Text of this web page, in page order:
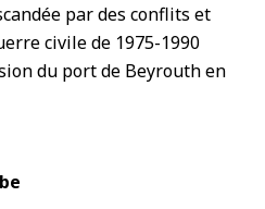
par des conflits et
civile de 1975-1990
du port de Beyrouth en